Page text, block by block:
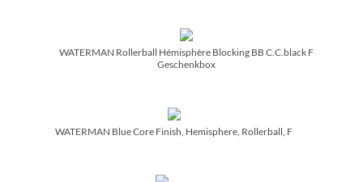
WATERMAN Rollerball Hémisphère Blocking BB C.C.black F
Geschenkbox
WATERMAN Blue Core Finish, Hemisphere, Rollerball, F